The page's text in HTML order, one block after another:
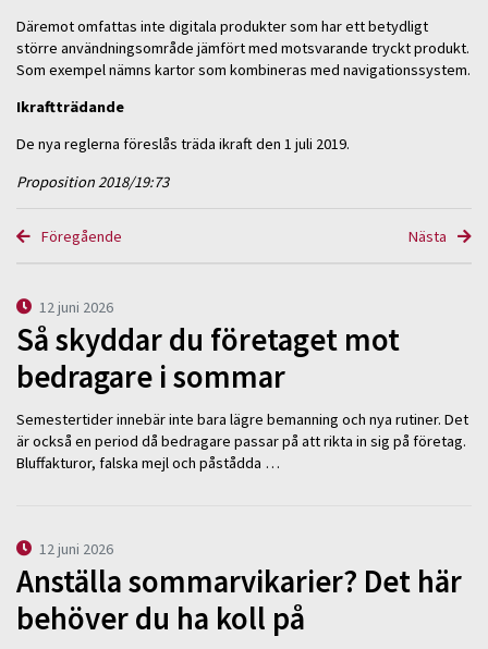
Däremot omfattas inte digitala produkter som har ett betydligt
större användningsområde jämfört med motsvarande tryckt produkt.
Som exempel nämns kartor som kombineras med navigationssystem.
Ikraftträdande
De nya reglerna föreslås träda ikraft den 1 juli 2019.
Proposition 2018/19:73
Föregående Nästa
12 juni 2026
Så skyddar du företaget mot
bedragare i sommar
Semestertider innebär inte bara lägre bemanning och nya rutiner. Det
är också en period då bedragare passar på att rikta in sig på företag.
Bluffakturor, falska mejl och påstådda …
12 juni 2026
Anställa sommarvikarier? Det här
behöver du ha koll på